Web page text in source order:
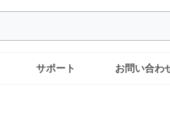
サポート お問い合わ